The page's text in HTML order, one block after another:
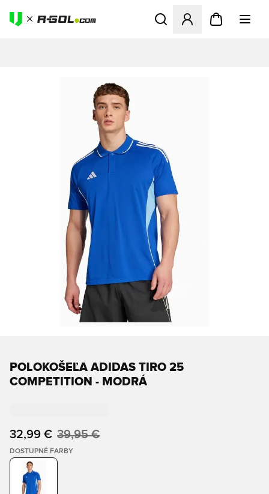
Otvorí modál na
POLOKOŠEĽA ADIDAS TIRO 25
COMPETITION - MODRÁ
32,99 € 39,95 €
DOSTUPNÉ FARBY